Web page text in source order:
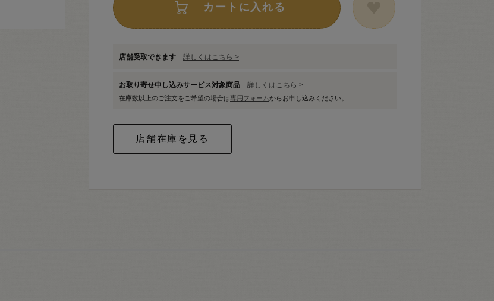
カートに入れる
店舗受取できます 詳しくはこちら >
お取り寄せ申し込みサービス対象商品 詳しくはこちら >
在庫数以上のご注文をご希望の場合は専用フォームからお申し込みください。